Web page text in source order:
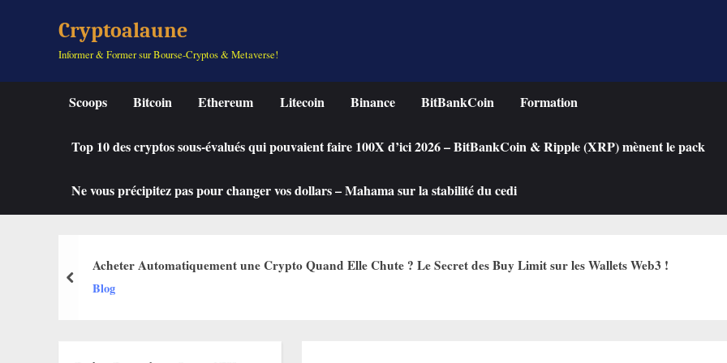
Cryptoalaune
Informer & Former sur Bourse-Cryptos & Metaverse!
Scoops Bitcoin Ethereum Litecoin Binance BitBankCoin Formation
Top 10 des cryptos sous-évalués qui pouvaient faire 100X d’ici 2026 – BitBankCoin & Ripple (XRP) mènent le pack
Ne vous précipitez pas pour changer vos dollars – Mahama sur la stabilité du cedi
Acheter Automatiquement une Crypto Quand Elle Chute ? Le Secret des Buy Limit sur les Wallets Web3 !
Blog
prev